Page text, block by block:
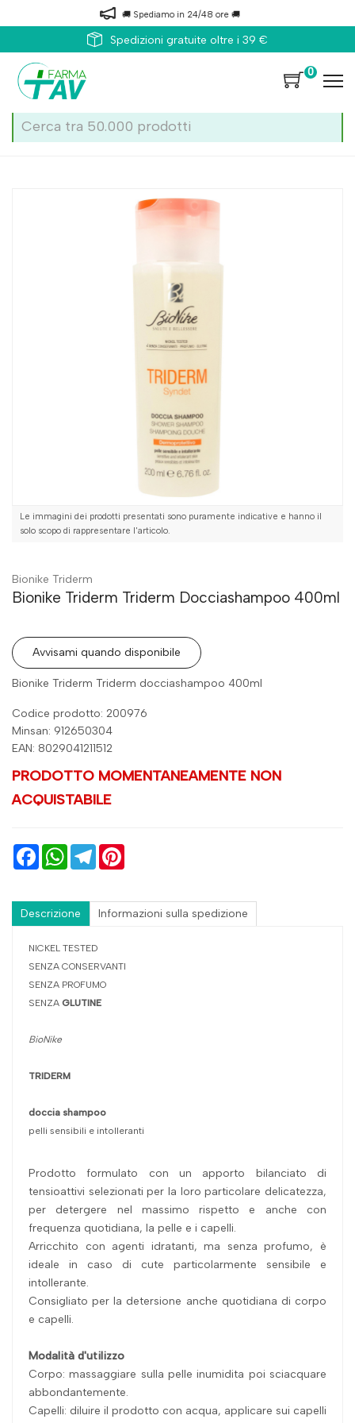
🚚 Spediamo in 24/48 ore 🚚
Spedizioni gratuite oltre i 39 €
0
Bionike Triderm Triderm Docciashampoo 400ml
Le immagini dei prodotti presentati sono puramente indicative e hanno il
solo scopo di rappresentare l'articolo.
Bionike Triderm
Bionike Triderm Triderm Docciashampoo 400ml
Avvisami quando disponibile
Bionike Triderm Triderm docciashampoo 400ml
Codice prodotto: 200976
Minsan: 912650304
EAN: 8029041211512
PRODOTTO MOMENTANEAMENTE NON
ACQUISTABILE
FacebookWhatsAppTelegram
Descrizione Informazioni sulla spedizione
NICKEL TESTED
SENZA CONSERVANTI
SENZA PROFUMO
SENZA GLUTINE
BioNike
TRIDERM
doccia shampoo
pelli sensibili e intolleranti
Prodotto formulato con un apporto bilanciato di
tensioattivi selezionati per la loro particolare delicatezza,
per detergere nel massimo rispetto e anche con
frequenza quotidiana, la pelle e i capelli.
Arricchito con agenti idratanti, ma senza profumo, è
ideale in caso di cute particolarmente sensibile e
intollerante.
Consigliato per la detersione anche quotidiana di corpo
e capelli.
Modalità d'utilizzo
Corpo: massaggiare sulla pelle inumidita poi sciacquare
abbondantemente.
Capelli: diluire il prodotto con acqua, applicare sui capelli